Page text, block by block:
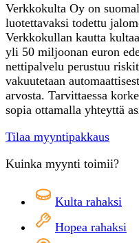
Verkkokulta Oy on
luotettavaksi todettu
Verkkokullan kautta
yli 50 miljoonan euron
nettipalvelu perustuu
vakuutetaan
arvosta. Tarvittaessa
sopia ottamalla yhteyttä
Tilaa myyntipakkaus
Kuinka myynti toimii?
Kulta rahaksi
Hopea rahaksi